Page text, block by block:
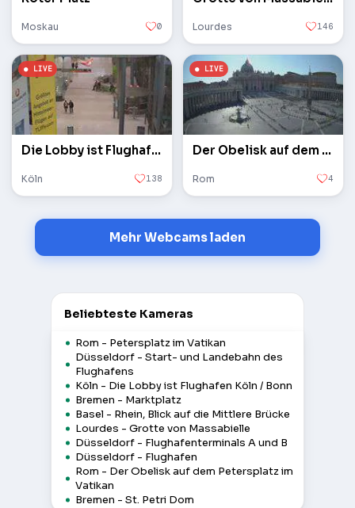
Moskau 0 Lourdes 146
Die Lobby ist Flughafen Köln / Bonn
Köln 138
Der Obelisk auf dem Petersplatz im Vatikan
Rom 4
Mehr Webcams laden
Beliebteste Kameras
Rom - Petersplatz im Vatikan
Düsseldorf - Start- und Landebahn des
Flughafens
Köln - Die Lobby ist Flughafen Köln / Bonn
Bremen - Marktplatz
Basel - Rhein, Blick auf die Mittlere Brücke
Lourdes - Grotte von Massabielle
Düsseldorf - Flughafenterminals A und B
Düsseldorf - Flughafen
Rom - Der Obelisk auf dem Petersplatz im
Vatikan
Bremen - St. Petri Dom